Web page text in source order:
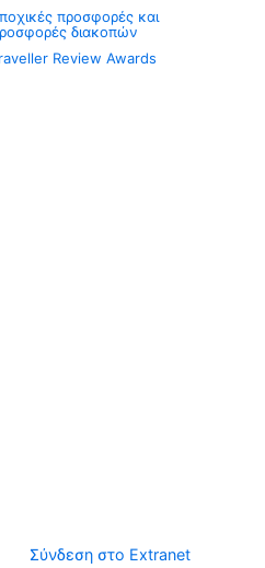
προσφορές και
διακοπών
Review Awards
Σύνδεση στο Extranet